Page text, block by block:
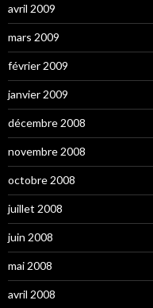
avril 2009
mars 2009
février 2009
janvier 2009
décembre 2008
novembre 2008
octobre 2008
juillet 2008
juin 2008
mai 2008
avril 2008